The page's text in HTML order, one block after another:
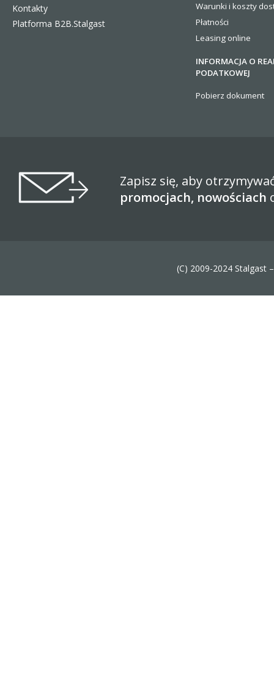
Kontakty
Platforma B2B.Stalgast
Warunki i koszty
Płatności
Leasing online
INFORMACJA O
PODATKOWEJ
Pobierz dokument
Zapisz się, aby
promocjach, nowościach
(C) 2009-2024 Stalgast